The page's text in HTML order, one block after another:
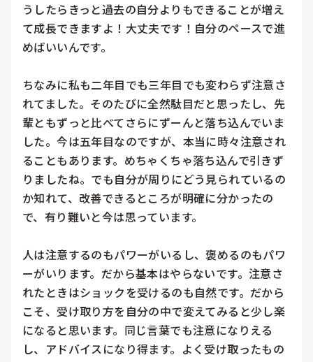
うしたらきっと過去の自分よりもできることが増え
て成長できますよ！大丈夫です！自分のペースで進
めばいいんです。
ちなみに私も二年目でも三年目でも変わらず注意さ
れてました。そのたびに全然駄目だと思ったし、先
輩ともずっと比べてさらにずーんと落ち込んでいま
した。今は五年目なのですが、本当に時々注意され
ることもあります。めちゃくちゃ落ち込んで引きず
りましたね。でも自分が周りにどう見られているの
か知れて、改善できるところが明確に分かったの
で、有り難いと今は思っています。
人は注意するのもパワーがいるし、褒めるのもパワ
ーがいります。だから基本はやらないです。注意さ
れたときはショックを受けるのも自然です。だから
こそ、受け取り方を自分の中で変えてみると少し楽
になると思います。同じ言葉でも注意になりえる
し、アドバイスになり得ます。よく受け取ったもの